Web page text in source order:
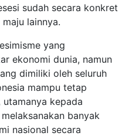
sudah secara konkret
lainnya.
yang
ekonomi dunia, namun
dimiliki oleh seluruh
mampu tetap
utamanya kepada
banyak
nasional secara